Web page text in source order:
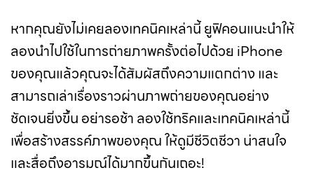
หากคุณยังไม่เคยลองเทคนิคเหล่านี้ ยูฟิคอนแนะนำให้
ลองนำไปใช้ในการถ่ายภาพครั้งต่อไปด้วย iPhone
ของคุณแล้วคุณจะได้สัมผัสถึงความแตกต่าง และ
สามารถเล่าเรื่องราวผ่านภาพถ่ายของคุณอย่าง
ชัดเจนยิ่งขึ้น อย่ารอช้า ลองใช้ทริคและเทคนิคเหล่านี้
เพื่อสร้างสรรค์ภาพของคุณ ให้ดูมีชีวิตชีวา น่าสนใจ
และสื่อถึงอารมณ์ได้มากขึ้นกันเถอะ!